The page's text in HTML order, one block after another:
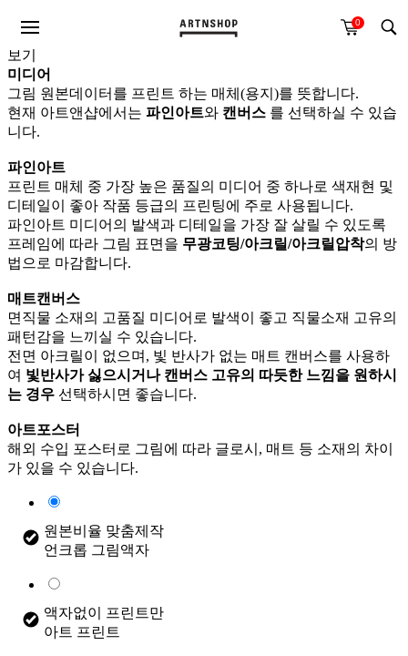
0
미리
보기
미디어
그림 원본데이터를 프린트 하는 매체(용지)를 뜻합니다.
현재 아트앤샵에서는 파인아트와 캔버스 를 선택하실 수 있습
니다.
파인아트
프린트 매체 중 가장 높은 품질의 미디어 중 하나로 색재현 및
디테일이 좋아 작품 등급의 프린팅에 주로 사용됩니다.
파인아트 미디어의 발색과 디테일을 가장 잘 살릴 수 있도록
프레임에 따라 그림 표면을 무광코팅/아크릴/아크릴압착의 방
법으로 마감합니다.
매트캔버스
면직물 소재의 고품질 미디어로 발색이 좋고 직물소재 고유의
패턴감을 느끼실 수 있습니다.
전면 아크릴이 없으며, 빛 반사가 없는 매트 캔버스를 사용하
여 빛반사가 싫으시거나 캔버스 고유의 따듯한 느낌을 원하시
는 경우 선택하시면 좋습니다.
아트포스터
해외 수입 포스터로 그림에 따라 글로시, 매트 등 소재의 차이
가 있을 수 있습니다.
원본비율 맞춤제작
언크롭 그림액자
액자없이 프린트만
아트 프린트